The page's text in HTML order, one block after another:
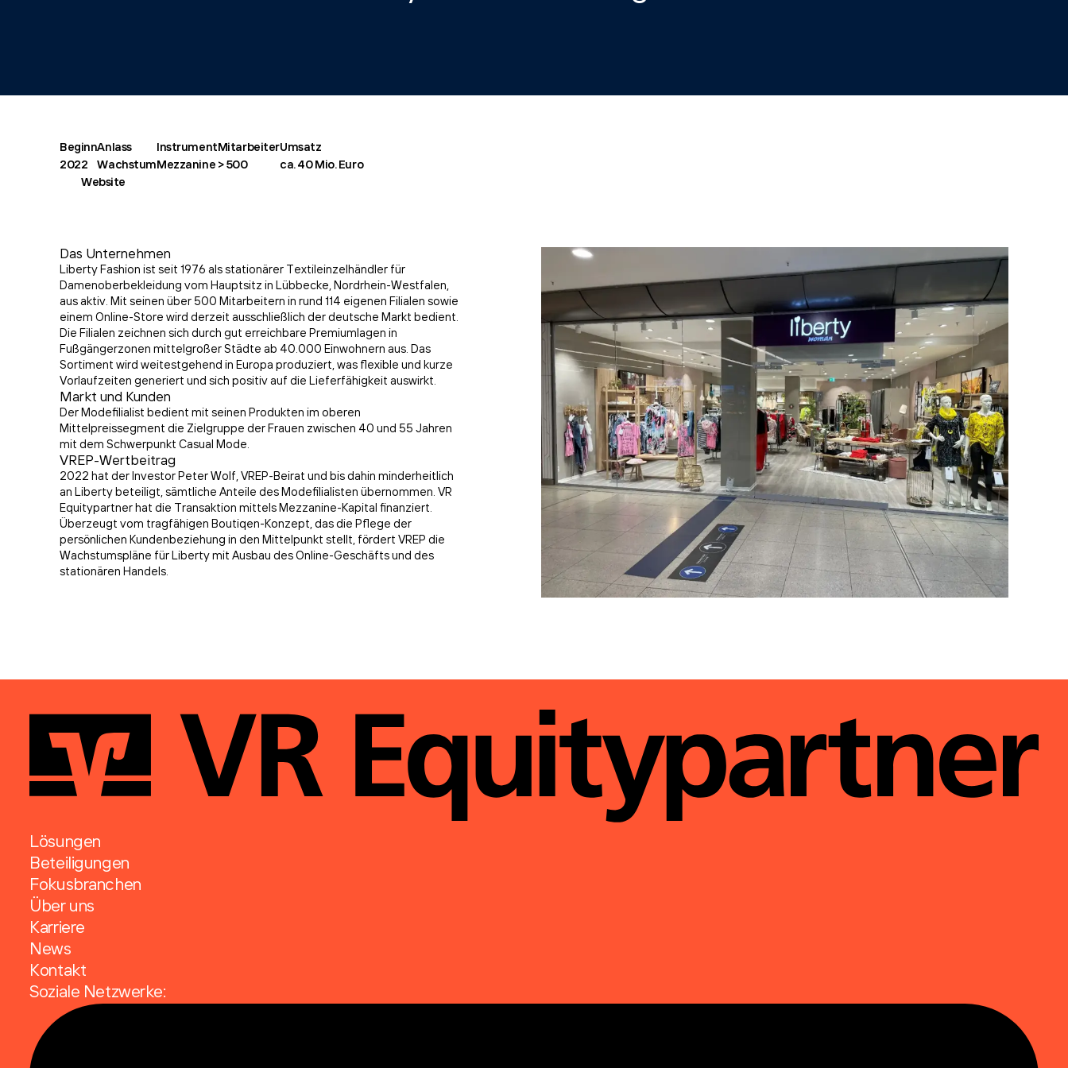
Beginn
2022
Anlass
Wachstum
Instrument
Mezzanine
Mitarbeiter
> 500
Umsatz
ca. 40 Mio. Euro
Website
Das Unternehmen
Liberty Fashion ist seit 1976 als stationärer Textileinzelhändler für
Damenoberbekleidung vom Hauptsitz in Lübbecke, Nordrhein-Westfalen,
aus aktiv. Mit seinen über 500 Mitarbeitern in rund 114 eigenen Filialen sowie
einem Online-Store wird derzeit ausschließlich der deutsche Markt bedient.
Die Filialen zeichnen sich durch gut erreichbare Premiumlagen in
Fußgängerzonen mittelgroßer Städte ab 40.000 Einwohnern aus. Das
Sortiment wird weitestgehend in Europa produziert, was flexible und kurze
Vorlaufzeiten generiert und sich positiv auf die Lieferfähigkeit auswirkt.
Markt und Kunden
Der Modefilialist bedient mit seinen Produkten im oberen
Mittelpreissegment die Zielgruppe der Frauen zwischen 40 und 55 Jahren
mit dem Schwerpunkt Casual Mode.
VREP-Wertbeitrag
2022 hat der Investor Peter Wolf, VREP-Beirat und bis dahin minderheitlich
an Liberty beteiligt, sämtliche Anteile des Modefilialisten übernommen. VR
Equitypartner hat die Transaktion mittels Mezzanine-Kapital finanziert.
Überzeugt vom tragfähigen Boutiqen-Konzept, das die Pflege der
persönlichen Kundenbeziehung in den Mittelpunkt stellt, fördert VREP die
Wachstumspläne für Liberty mit Ausbau des Online-Geschäfts und des
stationären Handels.
Lösungen
Beteiligungen
Fokusbranchen
Über uns
Karriere
News
Kontakt
Soziale Netzwerke: